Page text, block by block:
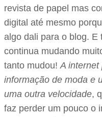
revista de papel mas
digital até mesmo
algo dali para o blog. E
continua mudando
tanto mudou!A internet
informação de moda e
uma outra velocidade,
faz perder um pouco o